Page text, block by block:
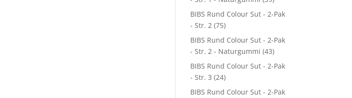
BIBS Rund Colour Sut - 2-Pak
- Str. 2 (75)
BIBS Rund Colour Sut - 2-Pak
- Str. 2 - Naturgummi (43)
BIBS Rund Colour Sut - 2-Pak
- Str. 3 (24)
BIBS Rund Colour Sut - 2-Pak